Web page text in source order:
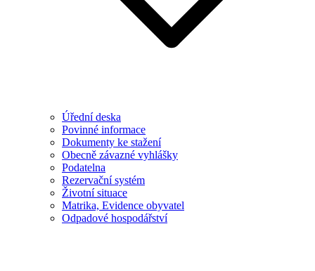
Úřední deska
Povinné informace
Dokumenty ke stažení
Obecně závazné vyhlášky
Podatelna
Rezervační systém
Životní situace
Matrika, Evidence obyvatel
Odpadové hospodářství